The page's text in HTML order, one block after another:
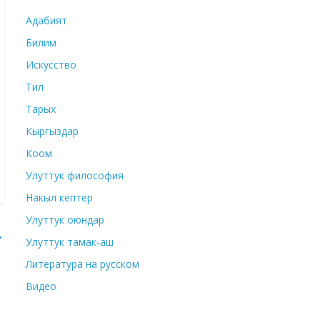
Адабият
Билим
Искусство
Тил
Тарых
Кыргыздар
Коом
Улуттук философия
Накыл кептер
Улуттук оюндар
Улуттук тамак-аш
Литература на русском
Видео